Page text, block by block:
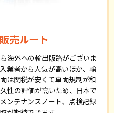
売ルート
海外への輸出販路がございま
業者から人気が高いほか、輸
は関税が安くて車両規制が和
性の評価が高いため、日本で
ンテナンスノート、点検記録